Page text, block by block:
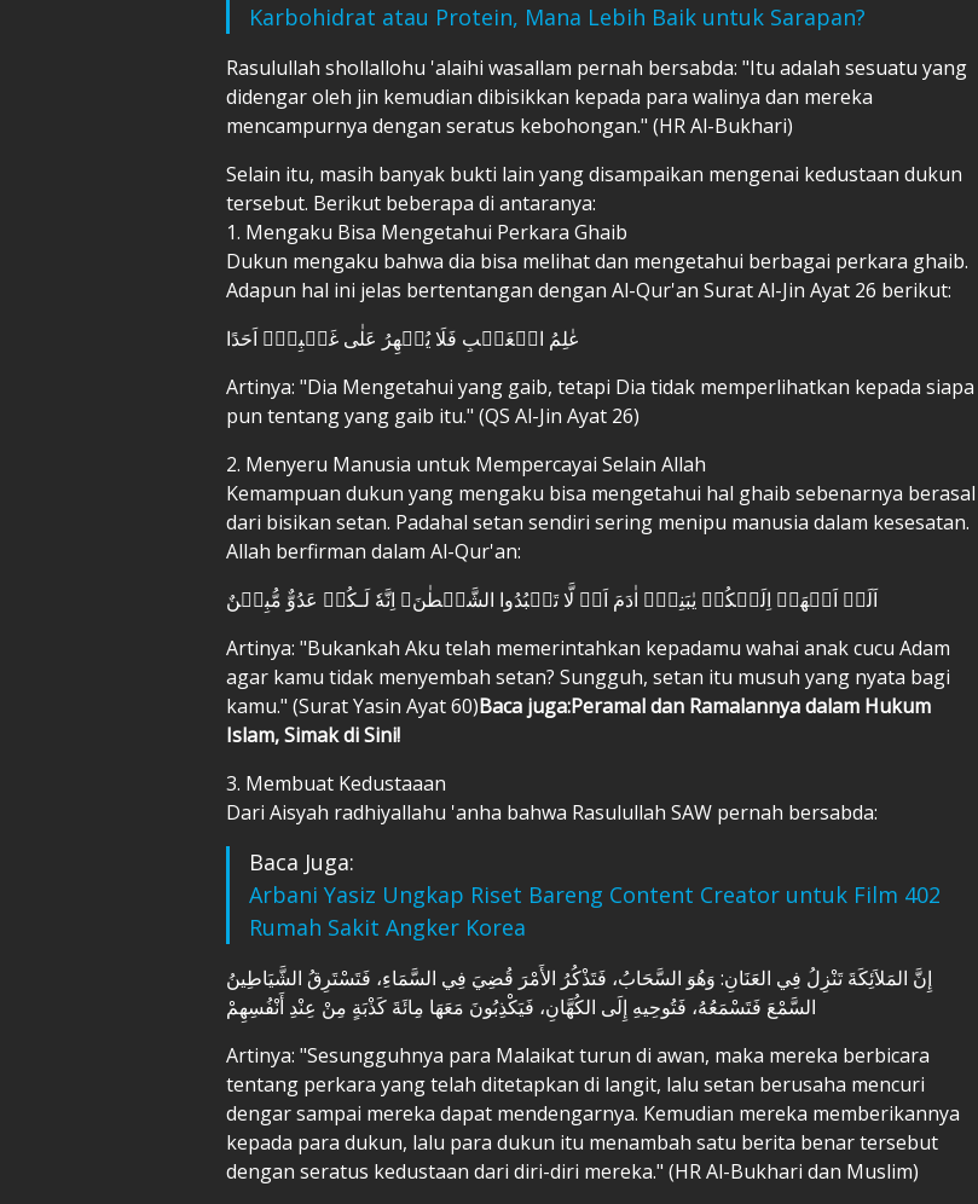
Karbohidrat atau Protein, Mana Lebih Baik untuk Sarapan?
Rasulullah shollallohu 'alaihi wasallam pernah bersabda: "Itu adalah sesuatu yang
didengar oleh jin kemudian dibisikkan kepada para walinya dan mereka
mencampurnya dengan seratus kebohongan." (HR Al-Bukhari)
Selain itu, masih banyak bukti lain yang disampaikan mengenai kedustaan dukun
tersebut. Berikut beberapa di antaranya:
1. Mengaku Bisa Mengetahui Perkara Ghaib
Dukun mengaku bahwa dia bisa melihat dan mengetahui berbagai perkara ghaib.
Adapun hal ini jelas bertentangan dengan Al-Qur'an Surat Al-Jin Ayat 26 berikut:
عٰلِمُ الۡغَيۡبِ فَلَا يُظۡهِرُ عَلٰى غَيۡبِهٖۤ اَحَدًا
Artinya: "Dia Mengetahui yang gaib, tetapi Dia tidak memperlihatkan kepada siapa
pun tentang yang gaib itu." (QS Al-Jin Ayat 26)
2. Menyeru Manusia untuk Mempercayai Selain Allah
Kemampuan dukun yang mengaku bisa mengetahui hal ghaib sebenarnya berasal
dari bisikan setan. Padahal setan sendiri sering menipu manusia dalam kesesatan.
Allah berfirman dalam Al-Qur'an:
اَلَمۡ اَعۡهَدۡ اِلَيۡكُمۡ يٰبَنِىۡۤ اٰدَمَ اَنۡ لَّا تَعۡبُدُوا الشَّيۡطٰنَ‌‌ۚ اِنَّهٗ لَـكُمۡ عَدُوٌّ مُّبِيۡنٌ
Artinya: "Bukankah Aku telah memerintahkan kepadamu wahai anak cucu Adam
agar kamu tidak menyembah setan? Sungguh, setan itu musuh yang nyata bagi
kamu." (Surat Yasin Ayat 60)Baca juga:Peramal dan Ramalannya dalam Hukum
Islam, Simak di Sini!
3. Membuat Kedustaaan
Dari Aisyah radhiyallahu 'anha bahwa Rasulullah SAW pernah bersabda:
Baca Juga:
Arbani Yasiz Ungkap Riset Bareng Content Creator untuk Film 402
Rumah Sakit Angker Korea
إِنَّ المَلاَئِكَةَ تَنْزِلُ فِي العَنَانِ: وَهُوَ السَّحَابُ، فَتَذْكُرُ الأَمْرَ قُضِيَ فِي السَّمَاءِ، فَتَسْتَرِقُ الشَّيَاطِينُ
السَّمْعَ فَتَسْمَعُهُ، فَتُوحِيهِ إِلَى الكُهَّانِ، فَيَكْذِبُونَ مَعَهَا مِائَةَ كَذْبَةٍ مِنْ عِنْدِ أَنْفُسِهِمْ
Artinya: "Sesungguhnya para Malaikat turun di awan, maka mereka berbicara
tentang perkara yang telah ditetapkan di langit, lalu setan berusaha mencuri
dengar sampai mereka dapat mendengarnya. Kemudian mereka memberikannya
kepada para dukun, lalu para dukun itu menambah satu berita benar tersebut
dengan seratus kedustaan dari diri-diri mereka." (HR Al-Bukhari dan Muslim)